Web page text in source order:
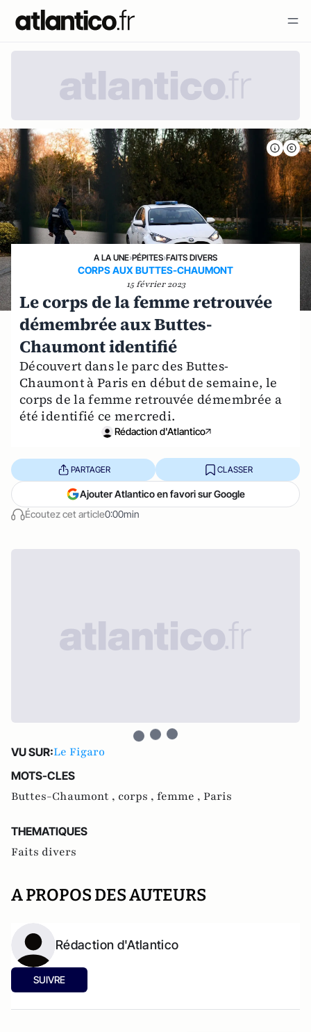
A LA UNE›PÉPITES›FAITS DIVERS
CORPS AUX BUTTES-CHAUMONT
15 février 2023
Le corps de la femme retrouvée
démembrée aux Buttes-
Chaumont identifié
Découvert dans le parc des Buttes-
Chaumont à Paris en début de semaine, le
corps de la femme retrouvée démembrée a
été identifié ce mercredi.
Rédaction d'Atlantico
Écoutez cet article0:00min
PARTAGER CLASSER
Ajouter Atlantico en favori sur Google
VU SUR:Le Figaro
MOTS-CLES
Buttes-Chaumont , corps , femme , Paris
THEMATIQUES
Faits divers
A PROPOS DES AUTEURS
Rédaction d'Atlantico
SUIVRE